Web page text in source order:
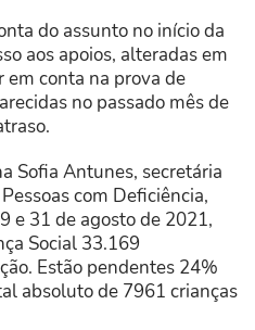
do assunto no início da
aos apoios, alteradas em
em conta na prova de
no passado mês de
Sofia Antunes, secretária
com Deficiência,
e 31 de agosto de 2021,
Social 33.169
Estão pendentes 24%
absoluto de 7961 crianças